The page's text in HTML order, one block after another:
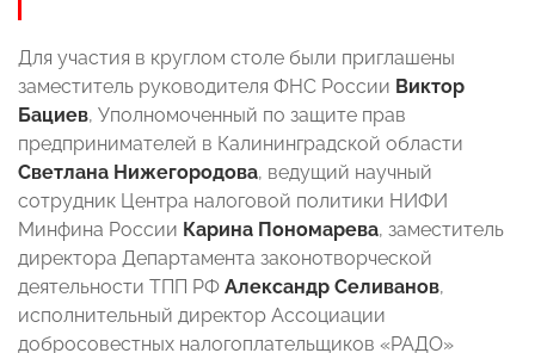
Для участия в круглом столе были приглашены
заместитель руководителя ФНС России Виктор
Бациев, Уполномоченный по защите прав
предпринимателей в Калининградской области
Светлана Нижегородова, ведущий научный
сотрудник Центра налоговой политики НИФИ
Минфина России Карина Пономарева, заместитель
директора Департамента законотворческой
деятельности ТПП РФ Александр Селиванов,
исполнительный директор Ассоциации
добросовестных налогоплательщиков «РАДО»